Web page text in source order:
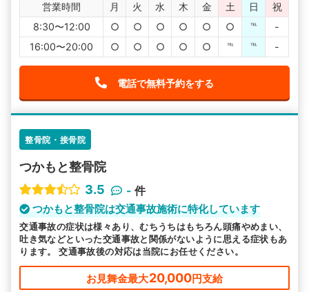
営業時間 月 火 水 木 金 土 日
祝
8:30〜12:00
○ ○ ○ ○ ○ ○ ℡
-
16:00〜20:00
○ ○ ○ ○ ○ ℡ ℡ -
電話で無料予約をする
整骨院・接骨院
つかもと整骨院
3.5
- 件
つかもと整骨院は交通事故施術に特化しています
交通事故の症状は様々あり、むちうちはもちろん頭痛やめまい、
吐き気などといった交通事故と関係がないように思える症状もあ
ります。 交通事故後の対応は当院にお任せください。
お見舞金最大20,000円支給